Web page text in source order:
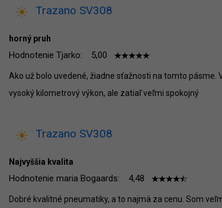
Trazano SV308
horný pruh
Hodnotenie Tjarko: 5,00
Ako už bolo uvedené, žiadne sťažnosti na tomto
vysoký kilometrový výkon, ale zatiaľ veľmi spokojný
Trazano SV308
Najvyššia kvalita
Hodnotenie maria Bogaards: 4,48
Dobré kvalitné pneumatiky, a to najmä za cenu. Som